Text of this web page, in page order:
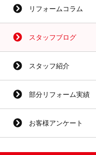
リフォームコラム
スタッフブログ
スタッフ紹介
部分リフォーム実績
お客様アンケート